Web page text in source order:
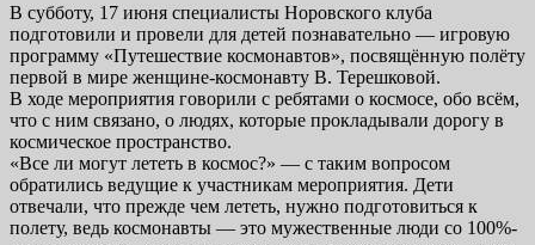
В субботу, 17 июня специалисты Норовского клуба
подготовили и провели для детей познавательно — игровую
программу «Путешествие космонавтов», посвящённую полёту
первой в мире женщине-космонавту В. Терешковой.
В ходе мероприятия говорили с ребятами о космосе, обо всём,
что с ним связано, о людях, которые прокладывали дорогу в
космическое пространство.
«Все ли могут лететь в космос?» — с таким вопросом
обратились ведущие к участникам мероприятия. Дети
отвечали, что прежде чем лететь, нужно подготовиться к
полету, ведь космонавты — это мужественные люди со 100%-